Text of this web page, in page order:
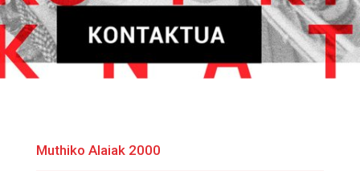
Muthiko Alaiak 2000